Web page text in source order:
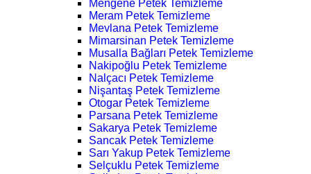
Mengene Petek Temizleme
Meram Petek Temizleme
Mevlana Petek Temizleme
Mimarsinan Petek Temizleme
Musalla Bağları Petek Temizleme
Nakipoğlu Petek Temizleme
Nalçacı Petek Temizleme
Nişantaş Petek Temizleme
Otogar Petek Temizleme
Parsana Petek Temizleme
Sakarya Petek Temizleme
Sancak Petek Temizleme
Sarı Yakup Petek Temizleme
Selçuklu Petek Temizleme